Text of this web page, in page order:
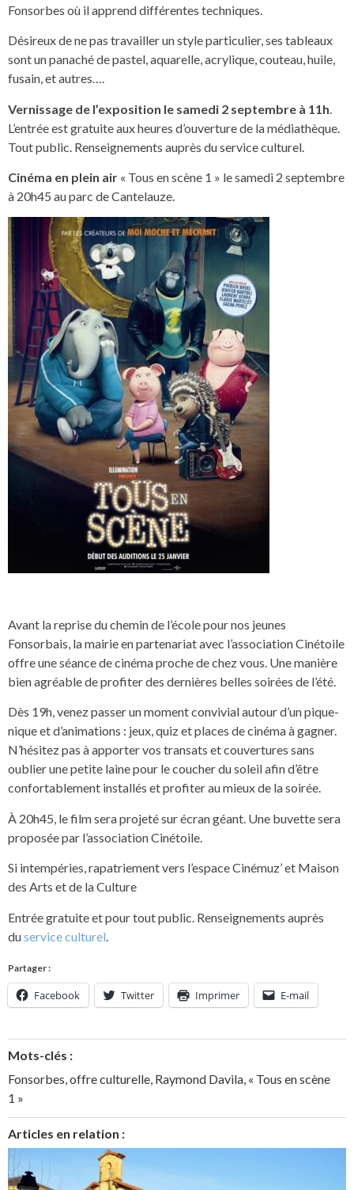
Fonsorbes où il apprend différentes techniques.
Désireux de ne pas travailler un style particulier, ses tableaux
sont un panaché de pastel, aquarelle, acrylique, couteau, huile,
fusain, et autres….
Vernissage de l’exposition le samedi 2 septembre à 11h
L’entrée est gratuite aux heures d’ouverture de la médiathèque.
Tout public. Renseignements auprès du service culturel.
Cinéma en plein air « Tous en scène 1 » le samedi 2 septembre
à 20h45 au parc de Cantelauze.
Avant la reprise du chemin de l’école pour nos jeunes
Fonsorbais, la mairie en partenariat avec l’association Cinétoile
offre une séance de cinéma proche de chez vous. Une manière
bien agréable de profiter des dernières belles soirées de l’été.
Dès 19h, venez passer un moment convivial autour d’un pique-
nique et d’animations : jeux, quiz et places de cinéma à gagner.
N’hésitez pas à apporter vos transats et couvertures sans
oublier une petite laine pour le coucher du soleil afin d’être
confortablement installés et profiter au mieux de la soirée.
À 20h45, le film sera projeté sur écran géant. Une buvette sera
proposée par l’association Cinétoile.
Si intempéries, rapatriement vers l’espace Cinémuz’ et Maison
des Arts et de la Culture
Entrée gratuite et pour tout public. Renseignements auprès
duservice culturel
Partager :
Facebook Twitter Imprimer E-mail
Mots-clés :
Fonsorbes,offre culturelle, Raymond Davila, « Tous en scène
1 »
Articles en relation :